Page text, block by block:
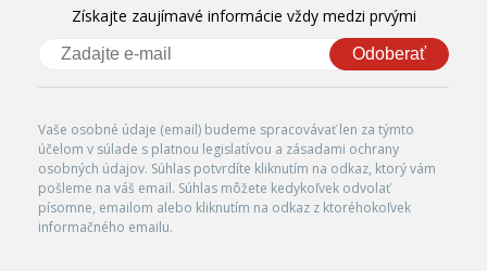
Získajte zaujímavé informácie vždy medzi prvými
Odoberať
Vaše osobné údaje (email) budeme spracovávať len za týmto
účelom v súlade s platnou legislatívou a zásadami ochrany
osobných údajov. Súhlas potvrdíte kliknutím na odkaz, ktorý vám
pošleme na váš email. Súhlas môžete kedykoľvek odvolať
písomne, emailom alebo kliknutím na odkaz z ktoréhokoľvek
informačného emailu.